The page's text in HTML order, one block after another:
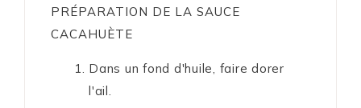
PRÉPARATION DE LA SAUCE
CACAHUÈTE
Dans un fond d'huile, faire dorer
l'ail.